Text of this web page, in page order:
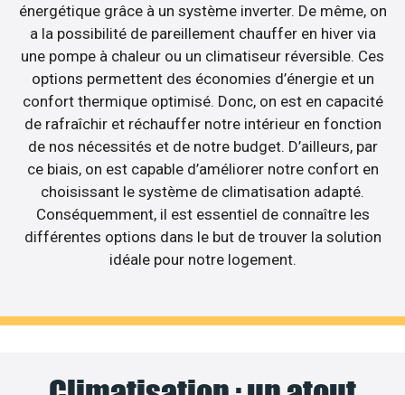
énergétique grâce à un système inverter. De même, on
a la possibilité de pareillement chauffer en hiver via
une pompe à chaleur ou un climatiseur réversible. Ces
options permettent des économies d’énergie et un
confort thermique optimisé. Donc, on est en capacité
de rafraîchir et réchauffer notre intérieur en fonction
de nos nécessités et de notre budget. D’ailleurs, par
ce biais, on est capable d’améliorer notre confort en
choisissant le système de climatisation adapté.
Conséquemment, il est essentiel de connaître les
différentes options dans le but de trouver la solution
idéale pour notre logement.